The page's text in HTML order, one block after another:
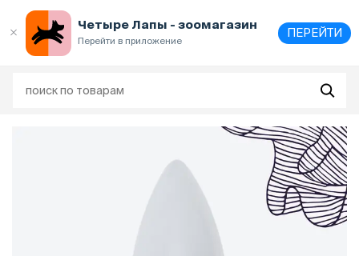
Четыре Лапы - зоомагазин
Перейти в приложение
ПЕРЕЙТИ